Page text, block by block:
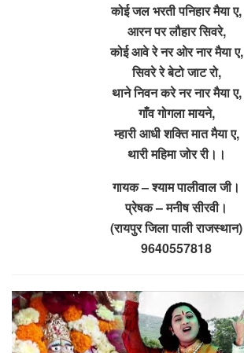
कोई जल भरती पनिहार मैया ए,
आरन पर लौहार सिवरे,
कोई आवे रे नर ओर नार मैया ए,
सिवरे रे बेटो जाट रो,
थाने निवन करे नर नार मैया ए,
गाँव गोगला मायने,
म्हारी आधी शक्ति मात मैया ए,
थारी महिमा जोर री।।
गायक – श्याम पालीवाल जी।
प्रेषक – मनीष सीरवी।
(रायपुर जिला पाली राजस्थान)
9640557818